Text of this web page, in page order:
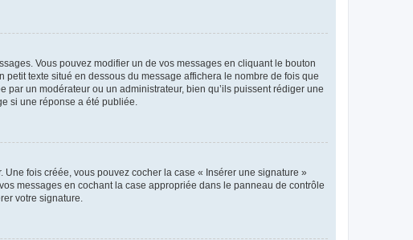
Vous pouvez modifier un de vos messages en cliquant le bouton
texte situé en dessous du message affichera le nombre de fois que
par un modérateur ou un administrateur, bien qu’ils puissent rédiger une
si une réponse a été publiée.
fois créée, vous pouvez cocher la case « Insérer une signature »
messages en cochant la case appropriée dans le panneau de contrôle
votre signature.